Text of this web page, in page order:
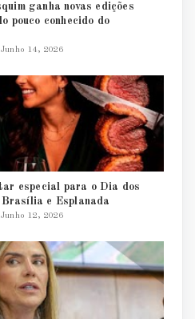
ganha novas edições
pouco conhecido do
14, 2026
especial para o Dia dos
e Esplanada
12, 2026